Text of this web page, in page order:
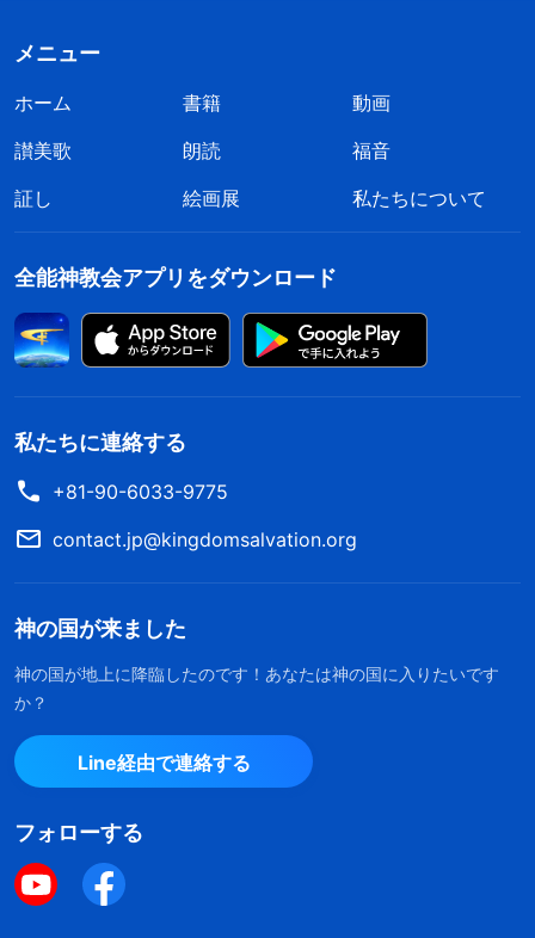
メニュー
ホーム 書籍
動画
讃美歌
朗読
福音
証し
絵画展 私たちについて
全能神教会アプリをダウンロード
私たちに連絡する
+81-90-6033-9775
contact.jp@kingdomsalvation.org
神の国が来ました
神の国が地上に降臨したのです！あなたは神の国に入りたいです
か？
Line経由で連絡する
フォローする